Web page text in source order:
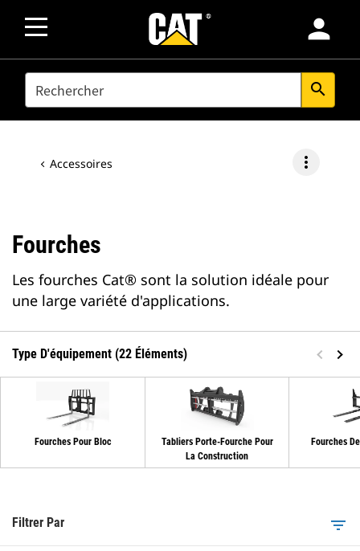
person
SEARCH search
Accessoires more_vert
Fourches
Les fourches Cat® sont la solution idéale pour
une large variété d'applications.
Type D'équipement (22 Éléments)
Fourches Pour Bloc
Tabliers Porte-Fourche Pour
La Construction
Fourches
Filtrer Par filter_list